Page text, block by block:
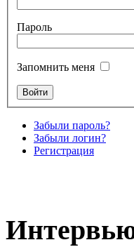
Пароль
Запомнить меня
Забыли пароль?
Забыли логин?
Регистрация